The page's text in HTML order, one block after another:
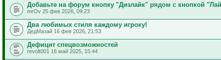
Добавьте на форум кнопку "Дизлайк" рядом с кнопкой
mrOv 25 фев 2026, 09:23
Два любимых стиля каждому игроку!
ДедМазай 16 фев 2026, 21:53
Дефицит спецвозможностей
revolt001 16 май 2025, 15:44